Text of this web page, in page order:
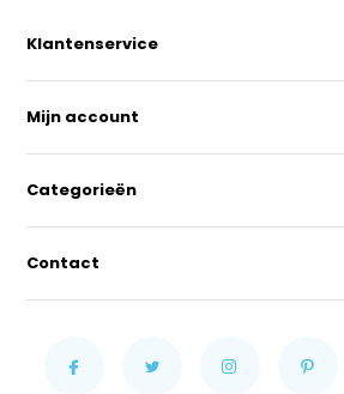
Klantenservice
Mijn account
Categorieën
Contact